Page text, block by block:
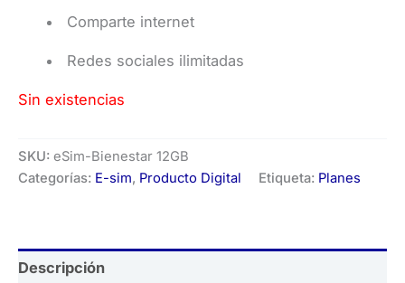
Comparte internet
Redes sociales ilimitadas
Sin existencias
SKU: eSim-Bienestar 12GB
Categorías: E-sim, Producto Digital Etiqueta: Planes
Descripción